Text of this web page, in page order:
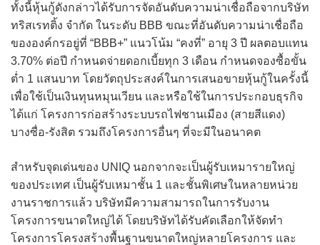
ทั้งนี้หุ้นกู้ดังกล่าวได้รับการจัดอันดับความน่าเชื่อถือจากบริษัท
ทริสเรทติ้ง จำกัด ในระดับ BBB ขณะที่อันดับความน่าเชื่อถือ
ขององค์กรอยู่ที่ “BBB+” แนวโน้ม “คงที่” อายุ 3 ปี ผลตอบแทน
3.70% ต่อปี กำหนดจ่ายดอกเบี้ยทุก 3 เดือน กำหนดจองซื้อขั้น
ต่ำ 1 แสนบาท โดยวัตถุประสงค์ในการเสนอขายหุ้นกู้ในครั้งนี้
เพื่อใช้เป็นเงินทุนหมุนเวียน และหรือใช้ในการประกอบธุรกิจ
ได้แก่ โครงการก่อสร้างระบบรถไฟชานเมือง (สายสีแดง)
บางซื่อ-รังสิต รวมถึงโครงการอื่นๆ ที่จะมีในอนาคต
สำหรับจุดเด่นของ UNIQ นอกจากจะเป็นผู้รับเหมารายใหญ่
ของประเทศ เป็นผู้รับเหมาชั้น 1 และชั้นพิเศษในหลายหน่วย
งานราชการแล้ว บริษัทมีความสามารถในการรับงาน
โครงการขนาดใหญ่ได้ โดยบริษัทได้รับคัดเลือกให้จัดทำ
โครงการโครงสร้างพื้นฐานขนาดใหญ่หลายโครงการ และ